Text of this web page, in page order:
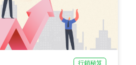
行銷秘笈